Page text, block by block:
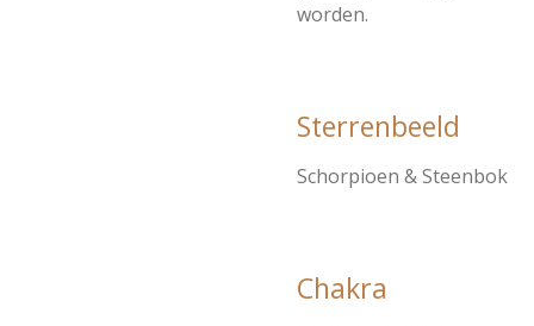
worden.
Sterrenbeeld
Schorpioen & Steenbok
Chakra